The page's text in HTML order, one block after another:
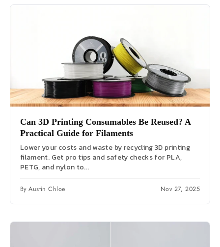
Can 3D Printing Consumables Be Reused? A
Practical Guide for Filaments
Lower your costs and waste by recycling 3D printing
filament. Get pro tips and safety checks for PLA,
PETG, and nylon to...
By Austin Chloe Nov 27, 2025